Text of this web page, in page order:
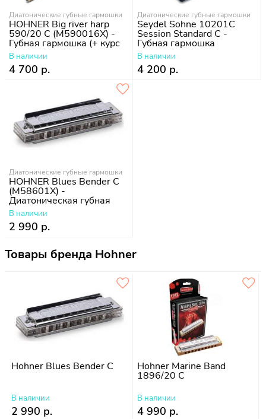
Диатонические губные гармошки
HOHNER Big river harp
590/20 C (M590016X) -
Губная гармошка (+ курс
уроков)
В наличии
4 700 р.
Диатонические губные гармошки
Seydel Sohne 10201C
Session Standard C -
Губная гармошка
В наличии
4 200 р.
Диатонические губные гармошки
HOHNER Blues Bender C
(M58601X) -
Диатоническая губная
гармошка
В наличии
2 990 р.
Товары бренда Hohner
Hohner Blues Bender C
В наличии
2 990 р.
Hohner Marine Band
1896/20 C
В наличии
4 990 р.